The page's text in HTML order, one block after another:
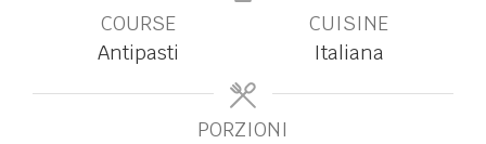
COURSE
Antipasti
CUISINE
Italiana
PORZIONI